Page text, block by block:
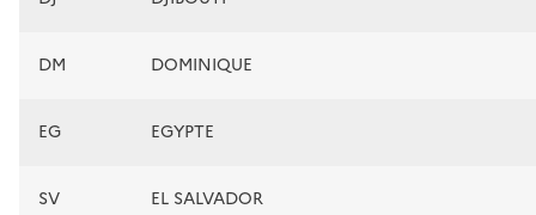
DM DOMINIQUE
EG EGYPTE
SV EL SALVADOR